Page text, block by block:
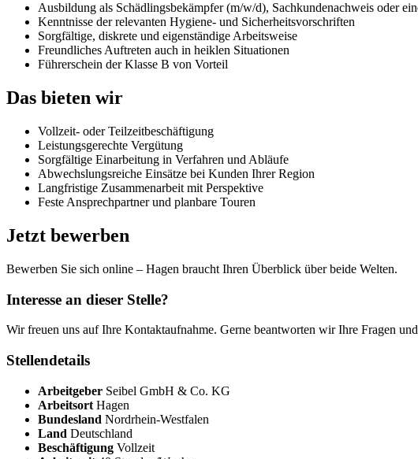
Ausbildung als Schädlingsbekämpfer (m/w/d), Sachkundenachweis oder
Kenntnisse der relevanten Hygiene- und Sicherheitsvorschriften
Sorgfältige, diskrete und eigenständige Arbeitsweise
Freundliches Auftreten auch in heiklen Situationen
Führerschein der Klasse B von Vorteil
Das bieten wir
Vollzeit- oder Teilzeitbeschäftigung
Leistungsgerechte Vergütung
Sorgfältige Einarbeitung in Verfahren und Abläufe
Abwechslungsreiche Einsätze bei Kunden Ihrer Region
Langfristige Zusammenarbeit mit Perspektive
Feste Ansprechpartner und planbare Touren
Jetzt bewerben
Bewerben Sie sich online – Hagen braucht Ihren Überblick über beide Welten.
Interesse an dieser Stelle?
Wir freuen uns auf Ihre Kontaktaufnahme. Gerne beantworten wir Ihre Fragen
Stellendetails
Arbeitgeber Seibel GmbH & Co. KG
Arbeitsort Hagen
Bundesland Nordrhein-Westfalen
Land Deutschland
Beschäftigung Vollzeit